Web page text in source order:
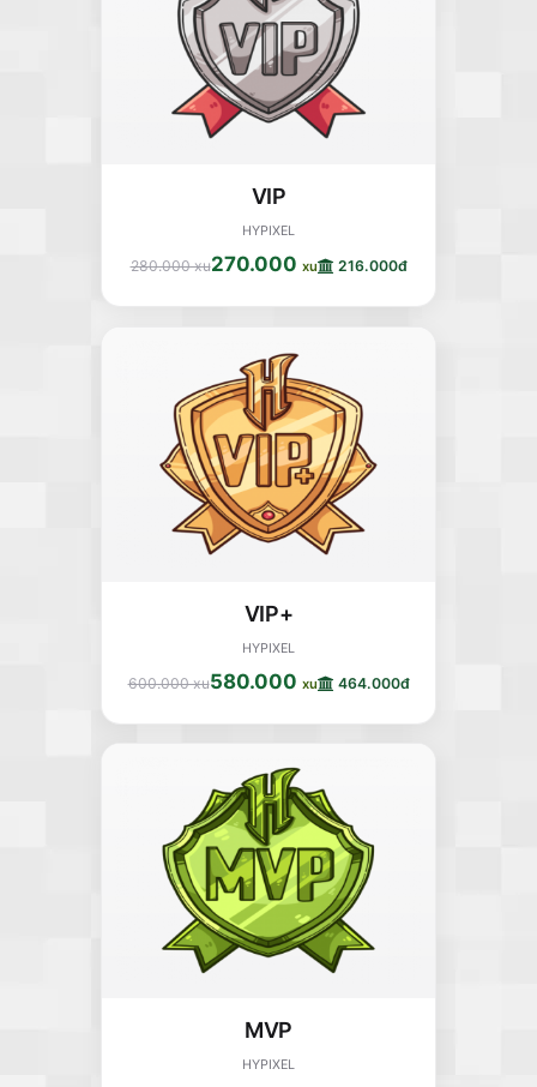
VIP
HYPIXEL
280.000 xu270.000 xu 216.000đ
VIP+
HYPIXEL
600.000 xu580.000 xu 464.000đ
MVP
HYPIXEL